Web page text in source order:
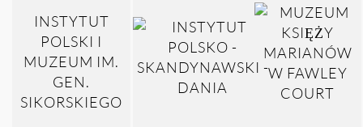
INSTYTUT
POLSKI I
MUZEUM IM.
GEN.
SIKORSKIEGO